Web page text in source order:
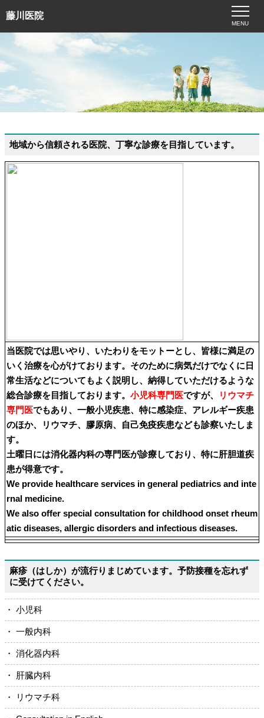
藤川医院
MENU
地域から信頼される医院、丁寧な診療を目指しています。
当医院では思いやり、いたわりをモットーとし、皆様に満足の
いく治療を心がけております。そのために病気だけでなくに日
常生活などについてもよく説明し、納得していただけるような
総合診療を目指しております。 小児科専門医ですが、
リウマチ
専門医でもあり、一般小児疾患、特に感染症、アレルギー疾患
のほか、リウマチ、膠原病、自己免疫疾患なども診察いたしま
す。
土曜日には消化器内科の専門医が診療しており、特に肝胆道疾
患が得意です。
We provide healthcare services in general pediatrics and inte
rnal medicine.
We also offer special consultation for childhood onset rheum
atic diseases, allergic disorders and infectious diseases.
麻疹（はしか）が流行りまじめています。予防接種を忘れず
に受けてください。
・ 小児科
・ 一般内科
・ 消化器内科
・ 肝臓内科
・ リウマチ科